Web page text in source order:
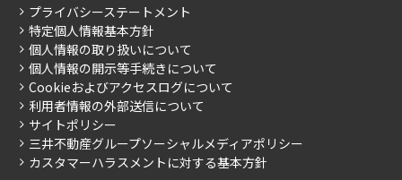
こだわりから探す
こだわり一覧
プレミアムマンション
新築
当社限定（港区・渋谷区）
当社限定（港区・渋谷区以外）
三井不動産企画
ご入居・提携サービス
お部屋探しからご契約まで
よくあるご質問
社宅紹介
【仲介会社様向け】当社仲介事業部取り扱い物件入居申込
会社情報
事業案内
採用情報
ニュースリリース
お問い合わせ
プライバシーステートメント
特定個人情報基本方針
個人情報の取り扱いについて
個人情報の開示等手続きについて
Cookieおよびアクセスログについて
利用者情報の外部送信について
サイトポリシー
三井不動産グループソーシャルメディアポリシー
カスタマーハラスメントに対する基本方針